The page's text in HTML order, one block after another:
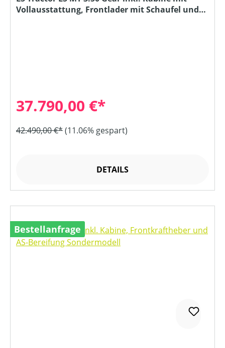
Vollausstattung, Frontlader mit Schaufel und
37.790,00 €*
42.490,00 €*(11.06% gespart)
DETAILS
Bestellanfrage